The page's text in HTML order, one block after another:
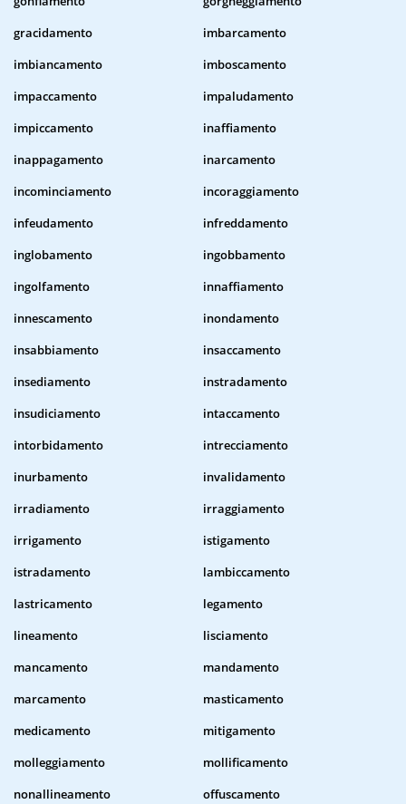
gracidamento
imbarcamento
imbiancamento
imboscamento
impaccamento
impaludamento
impiccamento
inaffiamento
inappagamento
inarcamento
incominciamento
incoraggiamento
infeudamento
infreddamento
inglobamento
ingobbamento
ingolfamento
innaffiamento
innescamento
inondamento
insabbiamento
insaccamento
insediamento
instradamento
insudiciamento
intaccamento
intorbidamento
intrecciamento
inurbamento
invalidamento
irradiamento
irraggiamento
irrigamento
istigamento
istradamento
lambiccamento
lastricamento
legamento
lineamento
lisciamento
mancamento
mandamento
marcamento
masticamento
medicamento
mitigamento
molleggiamento
mollificamento
nonallineamento
offuscamento